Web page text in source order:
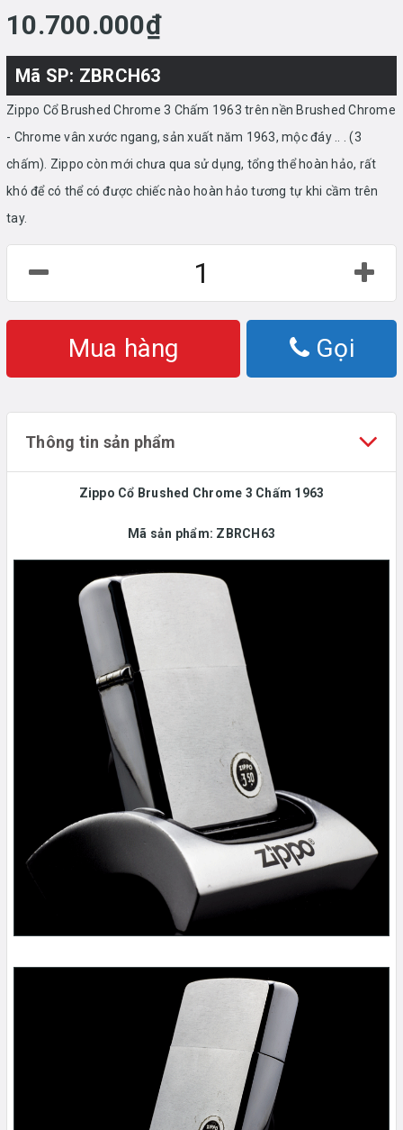
10.700.000₫
Mã SP: ZBRCH63
Zippo Cổ Brushed Chrome 3 Chấm 1963 trên nền Brushed Chrome
- Chrome vân xước ngang, sản xuất năm 1963, mộc đáy .. . (3
chấm). Zippo còn mới chưa qua sử dụng, tổng thể hoàn hảo, rất
khó để có thể có được chiếc nào hoàn hảo tương tự khi cầm trên
tay.
Mua hàng Gọi
Thông tin sản phẩm
Zippo Cổ Brushed Chrome 3 Chấm 1963
Mã sản phẩm: ZBRCH63